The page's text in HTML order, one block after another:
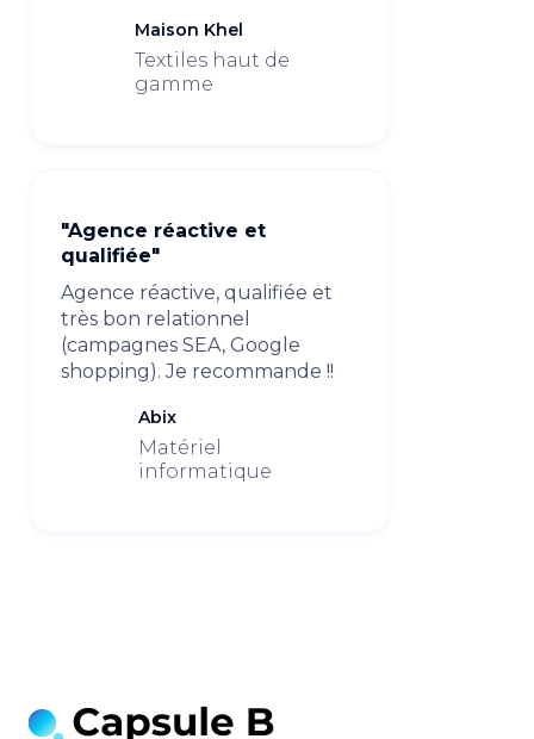
Maison Khel
Textiles haut de
gamme
"Agence réactive et
qualifiée"
Agence réactive, qualifiée et
très bon relationnel
(campagnes SEA, Google
shopping). Je recommande !!
Abix
Matériel
informatique